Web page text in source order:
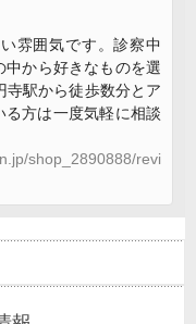
雰囲気です。診察中
中から好きなものを選
寺駅から徒歩数分とア
方は一度気軽に相談
shop_2890888/revi